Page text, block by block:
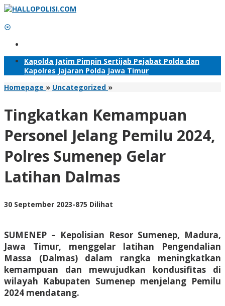
Lewati
konten
Kapolda Jatim Pimpin Sertijab Pejabat Polda dan
Kapolres Jajaran Polda Jawa Timur
Homepage » Uncategorized »Tingkatkan
Jelang
2024,
Polres
Sumenep
Gelar
Latihan
Dalmas
Tingkatkan Kemampuan
Personel Jelang Pemilu 2024,
Polres Sumenep Gelar
Latihan Dalmas
30 September 2023oleh
-875 Dilihat
SUMENEP – Kepolisian Resor Sumenep, Madura,
Jawa Timur, menggelar latihan Pengendalian
Massa (Dalmas) dalam rangka meningkatkan
kemampuan dan mewujudkan kondusifitas di
wilayah Kabupaten Sumenep menjelang Pemilu
2024 mendatang.